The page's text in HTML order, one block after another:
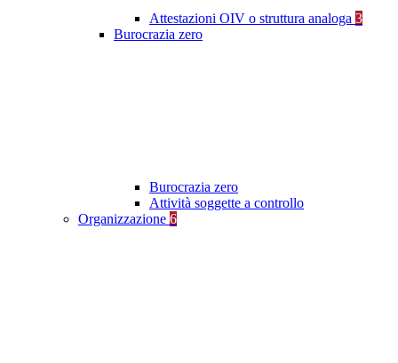
Attestazioni OIV o struttura analoga 3
Burocrazia zero
Burocrazia zero
Attività soggette a controllo
Organizzazione 6